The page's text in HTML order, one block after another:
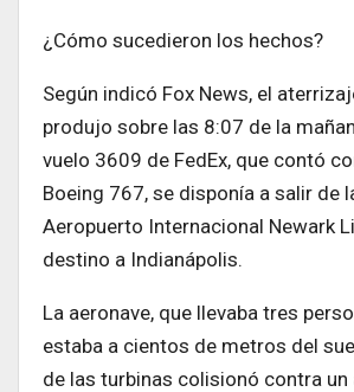
¿Cómo sucedieron los hechos?
Según indicó Fox News, el
produjo sobre las 8:07 de la
vuelo 3609 de FedEx, que contó
Boeing 767, se disponía a salir de
Aeropuerto Internacional Newark
destino a Indianápolis.
La aeronave, que llevaba tres
estaba a cientos de metros del
de las turbinas colisionó contra un